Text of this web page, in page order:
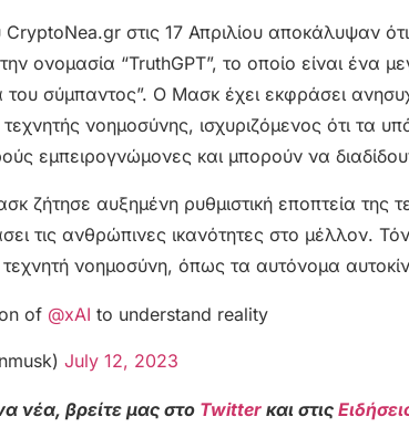
στις 17 Απριλίου αποκάλυψαν
ονομασία “TruthGPT”, το οποίο είναι ένα
σύμπαντος”. Ο Μασκ έχει εκφράσει
νοημοσύνης, ισχυριζόμενος ότι τα
εμπειρογνώμονες και μπορούν να
ζήτησε αυξημένη ρυθμιστική εποπτεία της
τις ανθρώπινες ικανότητες στο μέλλον.
νοημοσύνη, όπως τα αυτόνομα
of @xAI to understand reality
July 12, 2023
νέα, βρείτε μας στο Twitter και στις